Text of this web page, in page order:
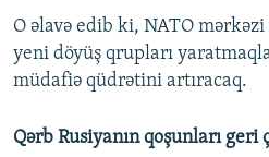
O əlavə edib ki, NATO
yeni döyüş qrupları
müdafiə qüdrətini artıracaq.
Qərb Rusiyanın qoşunları